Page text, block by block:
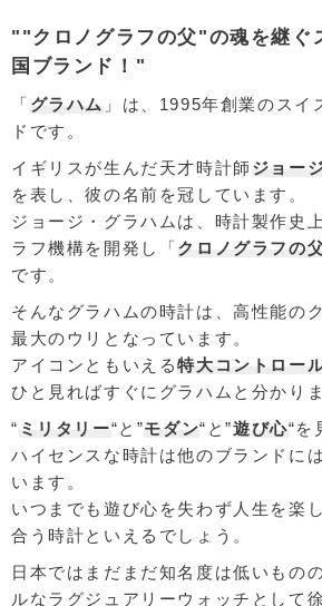
""クロノグラフの父"の魂を継ぐ
国ブランド！"
「 グラハム 」は、1995年創業のスイ
ドです。
イギリスが生んだ天才時計師 ジョー
を表し、彼の名前を冠しています。
ジョージ・グラハムは、時計製作史
ラフ機構を開発し「クロノグラフの
です。
そんなグラハムの時計は、高性能の
最大のウリとなっています。
アイコンともいえる特大コントロー
ひと見ればすぐにグラハムと分かりま
“ ミリタリー“と”モダン“と”遊び心“を
ハイセンスな時計は他のブランドに
います。
いつまでも遊び心を失わず人生を楽
合う時計といえるでしょう。
日本ではまだまだ知名度は低いもの
ルなラグジュアリーウォッチとして